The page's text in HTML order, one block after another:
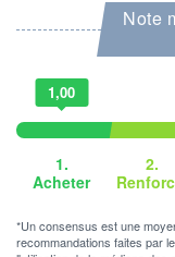
ÉLIGIBILITÉ
CTO BUSINESS
+ ALERTE
Note
1,00
1.
Acheter
2.
*Un consensus est une
recommandations faites par